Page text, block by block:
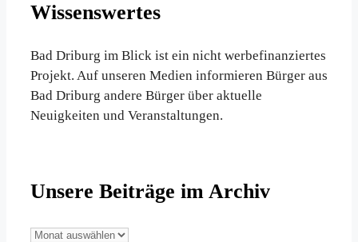
Wissenswertes
Bad Driburg im Blick ist ein nicht werbefinanziertes
Projekt. Auf unseren Medien informieren Bürger aus
Bad Driburg andere Bürger über aktuelle
Neuigkeiten und Veranstaltungen.
Unsere Beiträge im Archiv
Unsere